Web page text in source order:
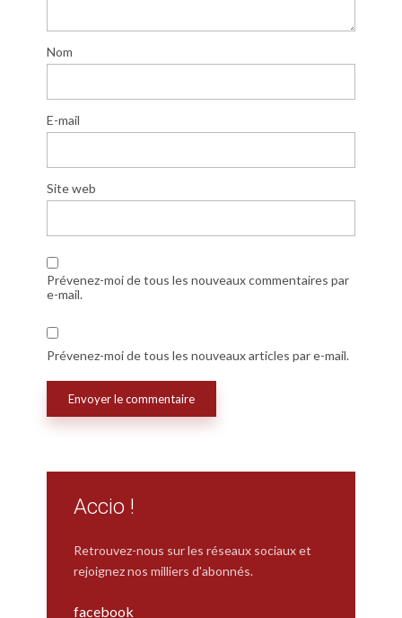
Nom
E-mail
Site web
Prévenez-moi de tous les nouveaux commentaires par
e-mail.
Prévenez-moi de tous les nouveaux articles par e-mail.
Accio !
Retrouvez-nous sur les réseaux sociaux et
rejoignez nos milliers d'abonnés.
facebook